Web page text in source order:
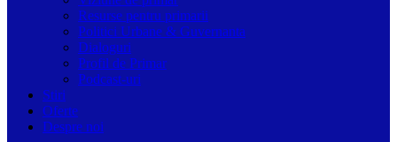
Resurse pentru primarii
Politici Urbane & Guvernanta
Dialoguri
Profil de Primar
Podcast-uri
Stiri
Oferte
Despre noi